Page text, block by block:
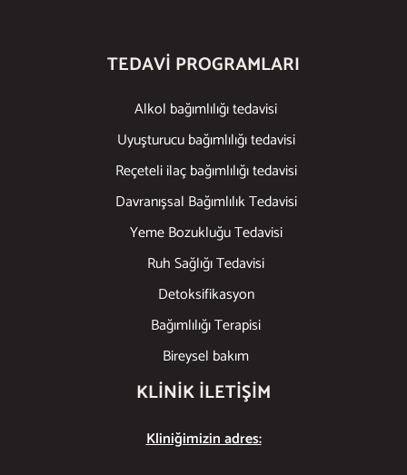
TEDAVI PROGRAMLARI
Alkol bağımlılığı tedavisi
Uyuşturucu bağımlılığı tedavisi
Reçeteli ilaç bağımlılığı tedavisi
Davranışsal Bağımlılık Tedavisi
Yeme Bozukluğu Tedavisi
Ruh Sağlığı Tedavisi
Detoksifikasyon
Bağımlılığı Terapisi
Bireysel bakım
KLINIK ILETIŞIM
Kliniğimizin adres: